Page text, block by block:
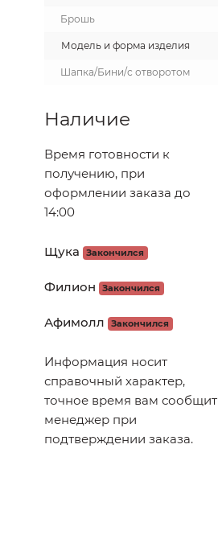
Брошь
Модель и форма изделия
Шапка/Бини/с отворотом
Наличие
Время готовности к
получению, при
оформлении заказа до
14:00
Щука Закончился
Филион Закончился
Афимолл Закончился
Информация носит
справочный характер,
точное время вам сообщит
менеджер при
подтверждении заказа.